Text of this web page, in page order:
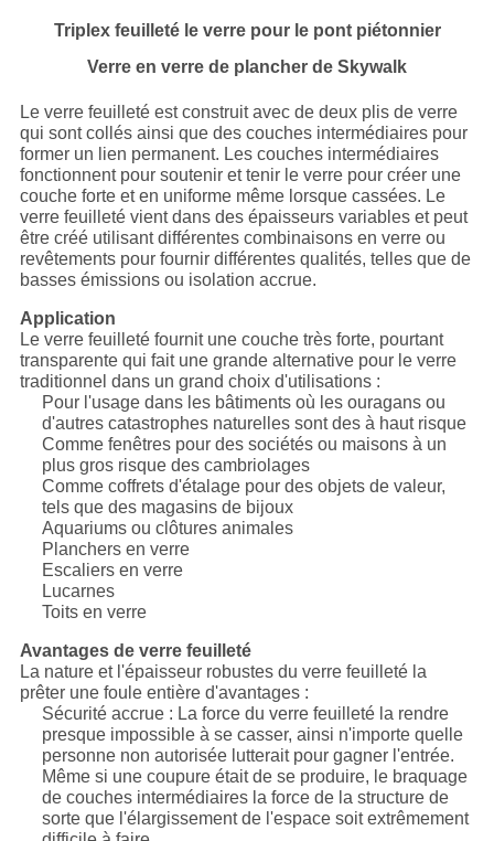
Triplex feuilleté le verre pour le pont piétonnier
Verre en verre de plancher de Skywalk
Le verre feuilleté est construit avec de deux plis de verre
qui sont collés ainsi que des couches intermédiaires pour
former un lien permanent. Les couches intermédiaires
fonctionnent pour soutenir et tenir le verre pour créer une
couche forte et en uniforme même lorsque cassées. Le
verre feuilleté vient dans des épaisseurs variables et peut
être créé utilisant différentes combinaisons en verre ou
revêtements pour fournir différentes qualités, telles que de
basses émissions ou isolation accrue.
Application
Le verre feuilleté fournit une couche très forte, pourtant
transparente qui fait une grande alternative pour le verre
traditionnel dans un grand choix d'utilisations :
Pour l'usage dans les bâtiments où les ouragans ou
d'autres catastrophes naturelles sont des à haut risque
Comme fenêtres pour des sociétés ou maisons à un
plus gros risque des cambriolages
Comme coffrets d'étalage pour des objets de valeur,
tels que des magasins de bijoux
Aquariums ou clôtures animales
Planchers en verre
Escaliers en verre
Lucarnes
Toits en verre
Avantages de verre feuilleté
La nature et l'épaisseur robustes du verre feuilleté la
prêter une foule entière d'avantages :
Sécurité accrue : La force du verre feuilleté la rendre
presque impossible à se casser, ainsi n'importe quelle
personne non autorisée lutterait pour gagner l'entrée.
Même si une coupure était de se produire, le braquage
de couches intermédiaires la force de la structure de
sorte que l'élargissement de l'espace soit extrêmement